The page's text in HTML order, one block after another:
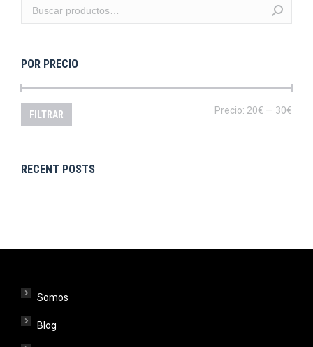
POR PRECIO
FILTRAR Precio: 20€ — 30€
RECENT POSTS
Somos
Blog